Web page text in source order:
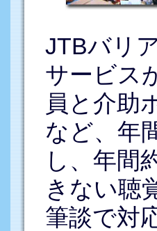
JTBバリ
サービス
員と介助
など、年
し、年間
きない聴
筆談で対